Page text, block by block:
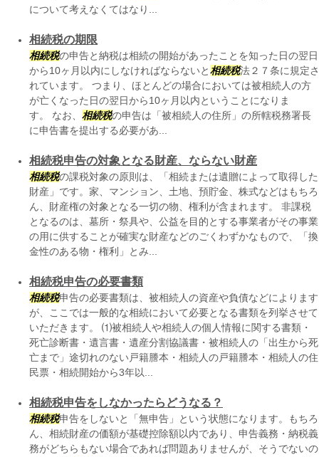
について考えなくてはなり...
相続税の期限
相続税の申告と納税は相続の開始があったことを知った日の翌日
から10ヶ月以内にしなければならないと相続税法２７条に規定さ
れています。 つまり、ほとんどの場合においては被相続人の方
が亡くなった日の翌日から10ヶ月以内ということになりま
す。 なお、 相続税の申告は「被相続人の住所」の所轄税務署長
に申告書を提出する必要があ...
相続税申告の対象となる財産、ならない財産
相続税の課税対象の原則は、「相続または遺贈によって取得した
財産」です。家、マンション、土地、預貯金、株式などはもちろ
ん、財産権の対象となる一切の物、権利が含まれます。 非課税
となるのは、墓所・祭具や、公益を目的とする事業者がその事業
の用に供することが確実な財産などのごくわずかなもので、「換
金性のある物・権利」とみ...
相続税申告の必要書類
相続税申告の必要書類は、被相続人の資産や負債などによります
が、ここでは一般的な相続において必要となる書類を列挙させて
いただきます。 ⑴被相続人や相続人の個人情報に関する書類・
死亡診断書・遺言書・遺産分割協議書・被相続人の「出生から死
亡まで」途切れのない戸籍謄本・相続人の戸籍謄本・相続人の住
民票・相続開始から3年以...
相続税申告をしなかったらどうなる？
相続税申告をしないと「無申告」という状態になります。もちろ
ん、相続財産の価額が基礎控除額以内であり、申告義務・納税義
務がどちらもない場合であれば問題ありませんが、そうでないの